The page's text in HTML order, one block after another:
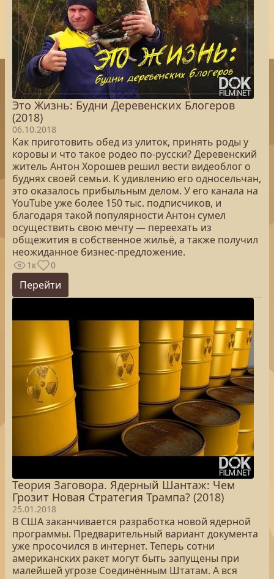
Это Жизнь: Будни Деревенских Блогеров
(2018)
06.10.2018
Как приготовить обед из улиток, принять роды у
коровы и что такое родео по-русски? Деревенский
житель Антон Хорошев решил вести видеоблог о
буднях своей семьи. К удивлению его односельчан,
это оказалось прибыльным делом. У его канала на
YouTube уже более 150 тыс. подписчиков, и
благодаря такой популярности Антон сумел
осуществить свою мечту — переехать из
общежития в собственное жильё, а также получил
неожиданное бизнес-предложение.
1к 0
Перейти
Теория Заговора. Ядерный Шантаж: Чем
Грозит Новая Стратегия Трампа? (2018)
25.01.2018
В США заканчивается разработка новой ядерной
программы. Предварительный вариант документа
уже просочился в интернет. Теперь сотни
американских ракет могут быть запущены при
малейшей угрозе Соединённым Штатам. А вся